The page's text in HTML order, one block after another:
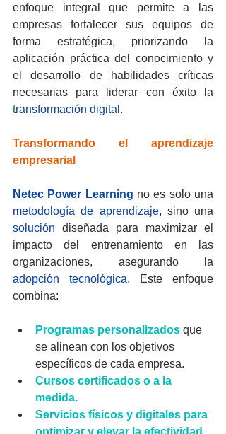
enfoque integral que permite a las
empresas fortalecer sus equipos de
forma estratégica, priorizando la
aplicación práctica del conocimiento y
el desarrollo de habilidades críticas
transformación digital .
Transformando el aprendizaje
empresarial
Netec Power Learning
metodología de aprendizaje
solución diseñada para maximizar el
impacto del entrenamiento en las
adopción tecnológica. Este enfoque
combina:
Programas personalizados que
se alinean con los objetivos
específicos de cada empresa.
Cursos certificados o a la
medida.
Servicios físicos y digitales para
optimizar y elevar la efectividad